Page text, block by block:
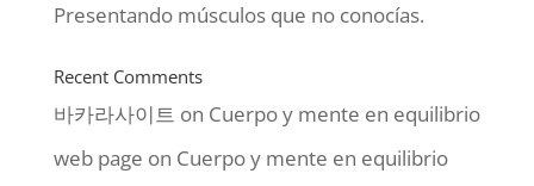
Presentando músculos que no conocías.
Recent Comments
바카라사이트 on Cuerpo y mente en equilibrio
web page on Cuerpo y mente en equilibrio